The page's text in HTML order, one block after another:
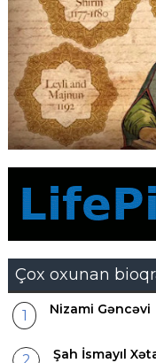
Çox oxunan
Nizami Gəncəvi
Şah İsmayıl